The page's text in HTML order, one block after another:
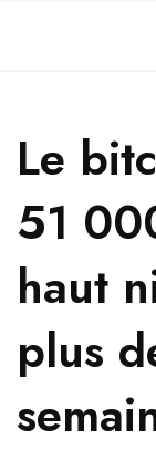
Le
51
haut
plus